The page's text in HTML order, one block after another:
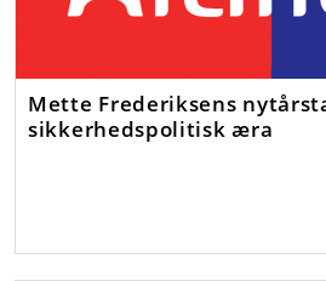
Mette Frederiksens
sikkerhedspolitisk æra